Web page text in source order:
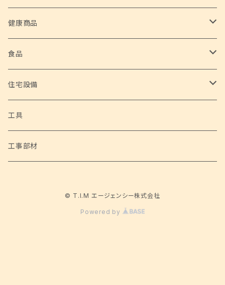
ホーム家電
サイクロンスティッククリーナー 2 in 1
ハローキティたこ焼き&ホットプレート
ホームグッズ
フードデハイドレーター
シェルチェア 4脚セット
アウトドアグッズ
家庭用ブロアバキューム 神風健太郎くん
家庭用電動草刈機 草刈健太郎くん Ⅱ
バーベキューコンロ 3 in 1
ホビー
サイクルハウス Lサイズ
健康商品
安全な水
高性能浄水器
食品
野菜
自然薯
住宅設備
トイレ設備
アラウーノS160 床排水 標準タイプ （パナソニック）
工具
工事部材
© T.I.M エージェンシー株式会社
Powered by